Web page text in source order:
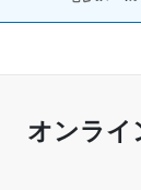
オンライ